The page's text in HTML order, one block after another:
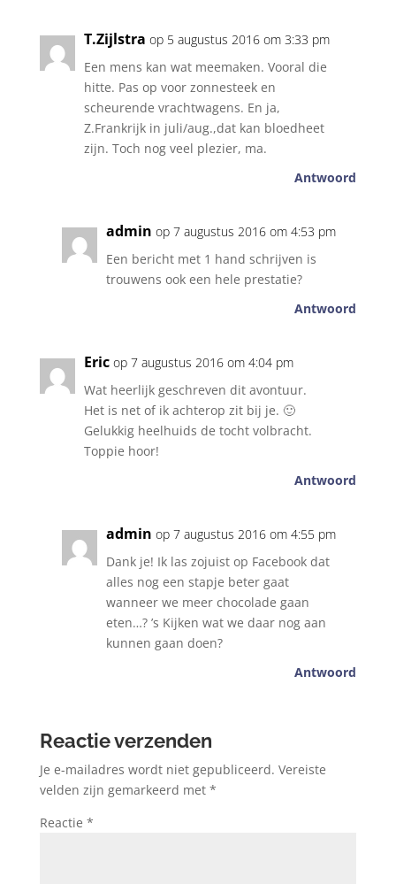
T.Zijlstra op 5 augustus 2016 om 3:33 pm
Een mens kan wat meemaken. Vooral die
hitte. Pas op voor zonnesteek en
scheurende vrachtwagens. En ja,
Z.Frankrijk in juli/aug.,dat kan bloedheet
zijn. Toch nog veel plezier, ma.
Antwoord
admin op 7 augustus 2016 om 4:53 pm
Een bericht met 1 hand schrijven is
trouwens ook een hele prestatie?
Antwoord
Eric op 7 augustus 2016 om 4:04 pm
Wat heerlijk geschreven dit avontuur.
Het is net of ik achterop zit bij je. 🙂
Gelukkig heelhuids de tocht volbracht.
Toppie hoor!
Antwoord
admin op 7 augustus 2016 om 4:55 pm
Dank je! Ik las zojuist op Facebook dat
alles nog een stapje beter gaat
wanneer we meer chocolade gaan
eten…? ’s Kijken wat we daar nog aan
kunnen gaan doen?
Antwoord
Reactie verzenden
Je e-mailadres wordt niet gepubliceerd. Vereiste
velden zijn gemarkeerd met *
Reactie *